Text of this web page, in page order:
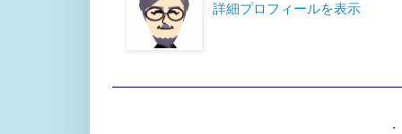
詳細プロフィールを表示
. 「シ